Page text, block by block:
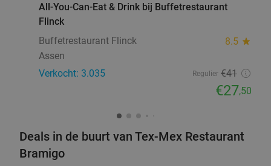
All-You-Can-Eat & Drink bij Buffetrestaurant
Flinck
Buffetrestaurant Flinck
8.5 star
Assen
Verkocht: 3.035
Regulier €41
€27,50
Deals in de buurt van Tex-Mex Restaurant
Bramigo